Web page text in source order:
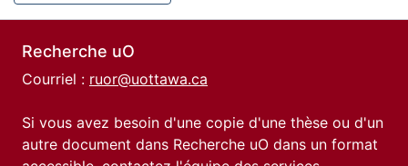
Recherche uO
Courriel : ruor@uottawa.ca
Si vous avez besoin d'une copie d'une thèse ou d'un
autre document dans Recherche uO dans un format